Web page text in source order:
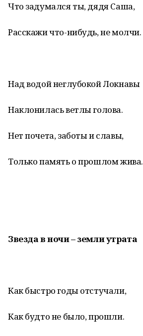
Что задумался ты, дядя Саша,
Расскажи что-нибудь, не молчи.
Над водой неглубокой Локнавы
Наклонилась ветлы голова.
Нет почета, заботы и славы,
Только память о прошлом жива.
Звезда в ночи – земли утрата
Как быстро годы отстучали,
Как будто не было, прошли.